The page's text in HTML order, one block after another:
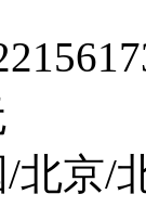
北京/